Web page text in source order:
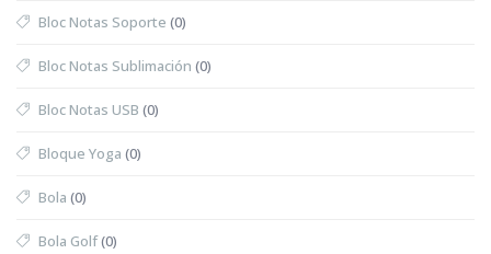
Bloc Notas Soporte (0)
Bloc Notas Sublimación (0)
Bloc Notas USB (0)
Bloque Yoga (0)
Bola (0)
Bola Golf(0)